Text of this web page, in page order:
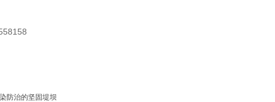
防治的坚固堤坝